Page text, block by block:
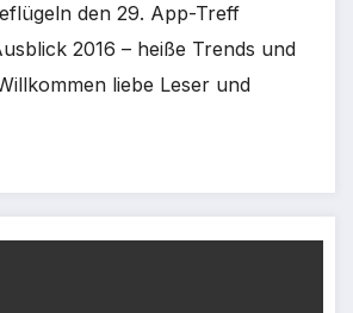
den 29. App-Treff
2016 – heiße Trends und
liebe Leser und